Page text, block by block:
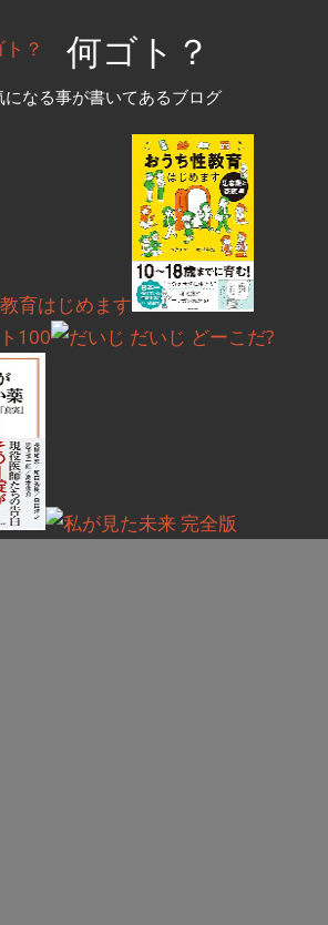
何ゴト？
になる事が書いてあるブログ